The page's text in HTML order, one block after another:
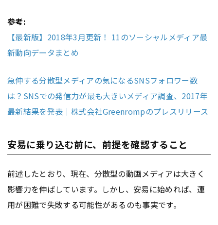
参考:
【最新版】2018年3月更新！ 11のソーシャルメディア最
新動向データまとめ
急伸する分散型メディアの気になるSNSフォロワー数
は？SNSでの発信力が最も大きいメディア調査、2017年
最新結果を発表｜株式会社Greenrompのプレスリリース
安易に乗り込む前に、前提を確認すること
前述したとおり、現在、分散型の動画メディアは大きく
影響力を伸ばしています。しかし、安易に始めれば、運
用が困難で失敗する可能性があるのも事実です。